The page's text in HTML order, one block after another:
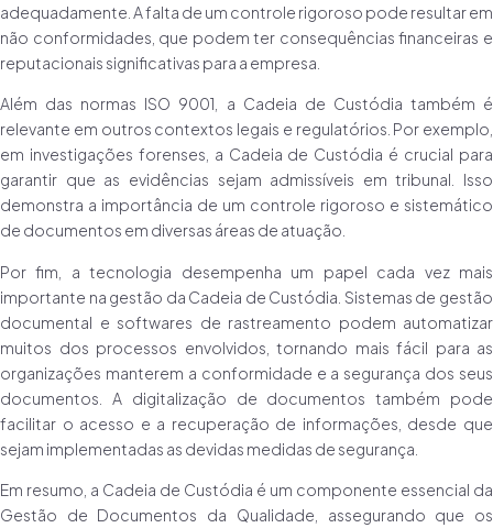
adequadamente. A falta de um controle rigoroso pode resultar em
não conformidades, que podem ter consequências financeiras e
reputacionais significativas para a empresa.
Além das normas ISO 9001, a Cadeia de Custódia também é
relevante em outros contextos legais e regulatórios. Por exemplo,
em investigações forenses, a Cadeia de Custódia é crucial para
garantir que as evidências sejam admissíveis em tribunal. Isso
demonstra a importância de um controle rigoroso e sistemático
de documentos em diversas áreas de atuação.
Por fim, a tecnologia desempenha um papel cada vez mais
importante na gestão da Cadeia de Custódia. Sistemas de gestão
documental e softwares de rastreamento podem automatizar
muitos dos processos envolvidos, tornando mais fácil para as
organizações manterem a conformidade e a segurança dos seus
documentos. A digitalização de documentos também pode
facilitar o acesso e a recuperação de informações, desde que
sejam implementadas as devidas medidas de segurança.
Em resumo, a Cadeia de Custódia é um componente essencial da
Gestão de Documentos da Qualidade, assegurando que os